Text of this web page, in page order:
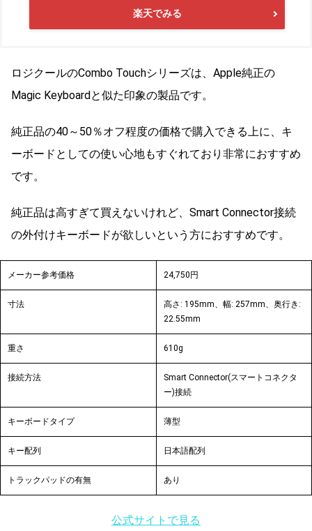
楽天でみる
ロジクールのCombo Touchシリーズは、Apple純正の
Magic Keyboardと似た印象の製品です。
純正品の40～50％オフ程度の価格で購入できる上に、キ
ーボードとしての使い心地もすぐれており非常におすすめ
です。
純正品は高すぎて買えないけれど、Smart Connector接続
の外付けキーボードが欲しいという方におすすめです。
メーカー参考価格 24,750円
寸法
高さ: 195mm、幅: 257mm、奥行き:
22.55mm
重さ 610g
接続方法
Smart Connector(スマートコネクタ
ー)接続
キーボードタイプ 薄型
キー配列 日本語配列
トラックパッドの有無 あり
公式サイトで見る